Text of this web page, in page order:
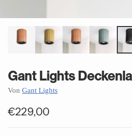
Gant Lights
Von Gant Lights
Normaler
€229,00